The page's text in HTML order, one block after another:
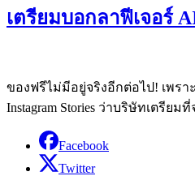
เตรียมบอกลาฟีเจอร์
ของฟรีไม่มีอยู่จริงอีกต่อไป! เพรา
Instagram Stories ว่าบริษัทเตรีย
Facebook
Twitter